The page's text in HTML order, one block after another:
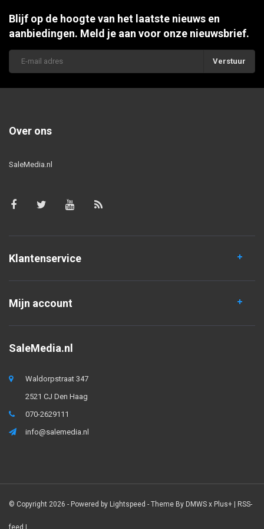
Blijf op de hoogte van het laatste nieuws en
aanbiedingen. Meld je aan voor onze nieuwsbrief.
Verstuur
Over ons
SaleMedia.nl
Klantenservice
Mijn account
SaleMedia.nl
Waldorpstraat 347
2521 CJ Den Haag
070-2629111
info@salemedia.nl
© Copyright 2026 - Powered by Lightspeed - Theme By DMWS x Plus+ | RSS-
feed |